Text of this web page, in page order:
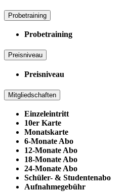
Probetraining
Probetraining
Preisniveau
Preisniveau
Mitgliedschaften
Einzeleintritt
10er Karte
Monatskarte
6-Monate Abo
12-Monate Abo
18-Monate Abo
24-Monate Abo
Schüler- & Studentenabo
Aufnahmegebühr